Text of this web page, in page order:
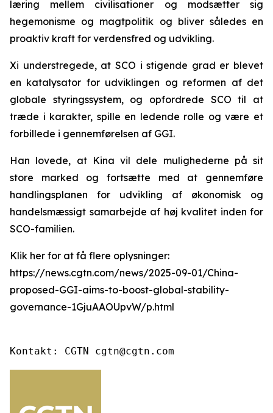
læring mellem civilisationer og modsætter sig
hegemonisme og magtpolitik og bliver således en
proaktiv kraft for verdensfred og udvikling.
Xi understregede, at SCO i stigende grad er blevet
en katalysator for udviklingen og reformen af det
globale styringssystem, og opfordrede SCO til at
træde i karakter, spille en ledende rolle og være et
forbillede i gennemførelsen af GGI.
Han lovede, at Kina vil dele mulighederne på sit
store marked og fortsætte med at gennemføre
handlingsplanen for udvikling af økonomisk og
handelsmæssigt samarbejde af høj kvalitet inden for
SCO-familien.
Klik her for at få flere oplysninger:
https://news.cgtn.com/news/2025-09-01/China-
proposed-GGI-aims-to-boost-global-stability-
governance-1GjuAAOUpvW/p.html
Kontakt: CGTN cgtn@cgtn.com